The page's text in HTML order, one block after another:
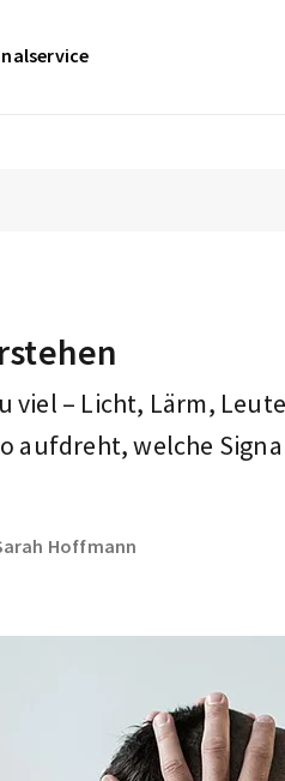
viel – Licht, Lärm,
aufdreht, welche
Hoffmann